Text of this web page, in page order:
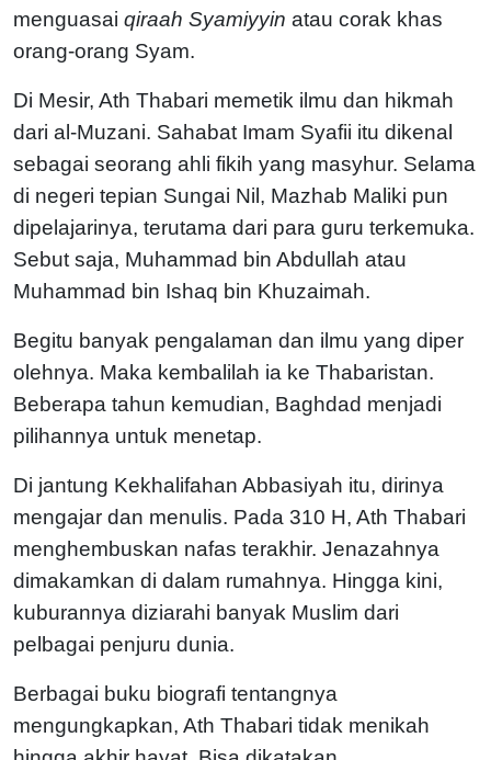
menguasai qiraah Syamiyyin atau corak khas
orang-orang Syam.
Di Mesir, Ath Thabari memetik ilmu dan hikmah
dari al-Muzani. Sahabat Imam Syafii itu dikenal
sebagai seorang ahli fikih yang masyhur. Selama
di negeri tepian Sungai Nil, Mazhab Maliki pun
dipelajarinya, terutama dari para guru terkemuka.
Sebut saja, Muhammad bin Abdullah atau
Muhammad bin Ishaq bin Khuzaimah.
Begitu banyak pengalaman dan ilmu yang diper
olehnya. Maka kembalilah ia ke Thabaristan.
Beberapa tahun kemudian, Baghdad menjadi
pilihannya untuk menetap.
Di jantung Kekhalifahan Abbasiyah itu, dirinya
mengajar dan menulis. Pada 310 H, Ath Thabari
menghembuskan nafas terakhir. Jenazahnya
dimakamkan di dalam rumahnya. Hingga kini,
kuburannya diziarahi banyak Muslim dari
pelbagai penjuru dunia.
Berbagai buku biografi tentangnya
mengungkapkan, Ath Thabari tidak menikah